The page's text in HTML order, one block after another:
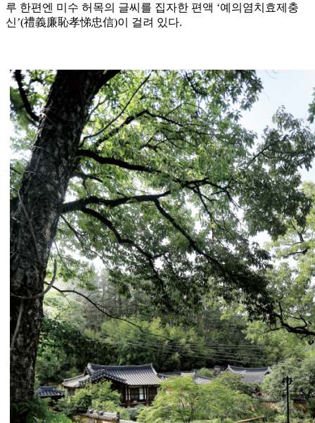
루 한편엔 미수 허목의 글씨를 집자한 편액 ‘예의염치효제충
신’(禮義廉恥孝悌忠信)이 걸려 있다.